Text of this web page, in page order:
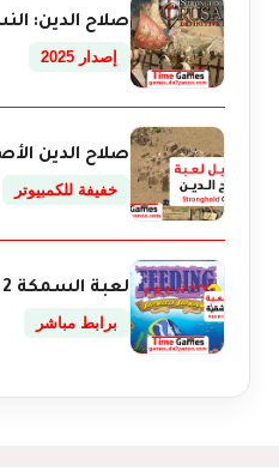
صلاح الدين:
إصدار 2025
صلاح الدين
خفيفة للكمبيوتر
لعبة السمكة 2
برابط مباشر